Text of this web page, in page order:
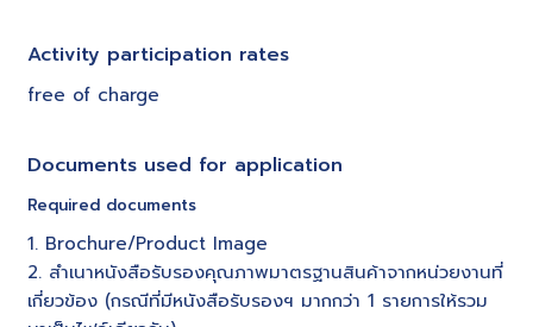
Activity participation rates
free of charge
Documents used for application
Required documents
1. Brochure/Product Image
2. สำเนาหนังสือรับรองคุณภาพมาตรฐานสินค้าจากหน่วยงานที่
เกี่ยวข้อง (กรณีที่มีหนังสือรับรองฯ มากกว่า 1 รายการให้รวม